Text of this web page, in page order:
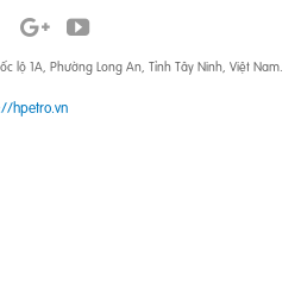
lộ 1A, Phường Long An, Tỉnh Tây Ninh, Việt Nam.
hpetro.vn